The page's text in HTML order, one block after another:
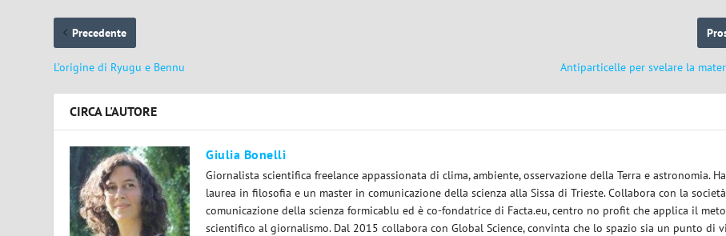
Precedente
L’origine di Ryugu e Bennu Antiparticelle per svelare la
CIRCA L'AUTORE
Giulia Bonelli
Giornalista scientifica freelance appassionata di clima, ambiente, osservazione della Terra e astronomia.
laurea in filosofia e un master in comunicazione della scienza alla Sissa di Trieste. Collabora con la
comunicazione della scienza formicablu ed è co-fondatrice di Facta.eu, centro no profit che applica il
scientifico al giornalismo. Dal 2015 collabora con Global Science, convinta che lo spazio sia un punto di